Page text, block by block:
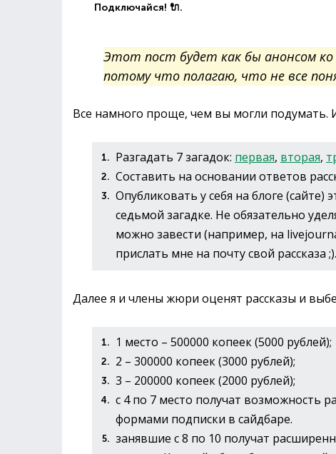
Подключайся! 🔌.
Этот пост будет как бы анонсом ко
потому что полагаю, что не все
Все намного проще, чем вы могли подумать.
Разгадать 7 загадок: первая, вторая,
Составить на основании ответов
Опубликовать у себя на блоге (сайте)
седьмой загадке. Не обязательно
можно завести (например, на
прислать мне на почту свой рассказа ;).
Далее я и члены жюри оценят рассказы и
1 место – 500000 копеек (5000 рублей);
2 – 300000 копеек (3000 рублей);
3 – 200000 копеек (2000 рублей);
с 4 по 7 место получат возможность
формами подписки в сайдбаре.
занявшие с 8 по 10 получат